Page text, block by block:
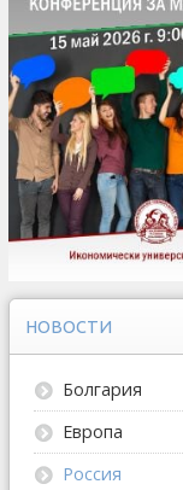
НОВОСТИ
Болгария
Европа
Россия